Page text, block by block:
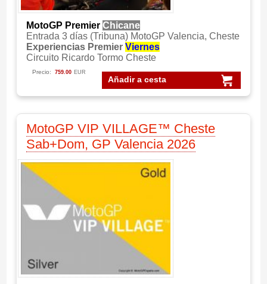
MotoGP Premier Chicane
Entrada 3 días (Tribuna) MotoGP Valencia, Cheste
Experiencias Premier Viernes
Circuito Ricardo Tormo Cheste
Añadir a cesta
Precio: 759.00 EUR
MotoGP VIP VILLAGE™ Cheste
Sab+Dom, GP Valencia 2026